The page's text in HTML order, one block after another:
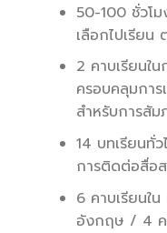
50-100 ชั่วโ
เลือกไปเรีย
2 คาบเรียนใ
ครอบคลุมการ
สำหรับการสั
14 บทเรียนทั่
การติดต่อสื่อ
6 คาบเรียนใ
อังกฤษ / 4 ค